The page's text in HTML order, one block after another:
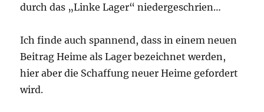
durch das „Linke Lager“ niedergeschrien…
Ich finde auch spannend, dass in einem neuen
Beitrag Heime als Lager bezeichnet werden,
hier aber die Schaffung neuer Heime gefordert
wird.